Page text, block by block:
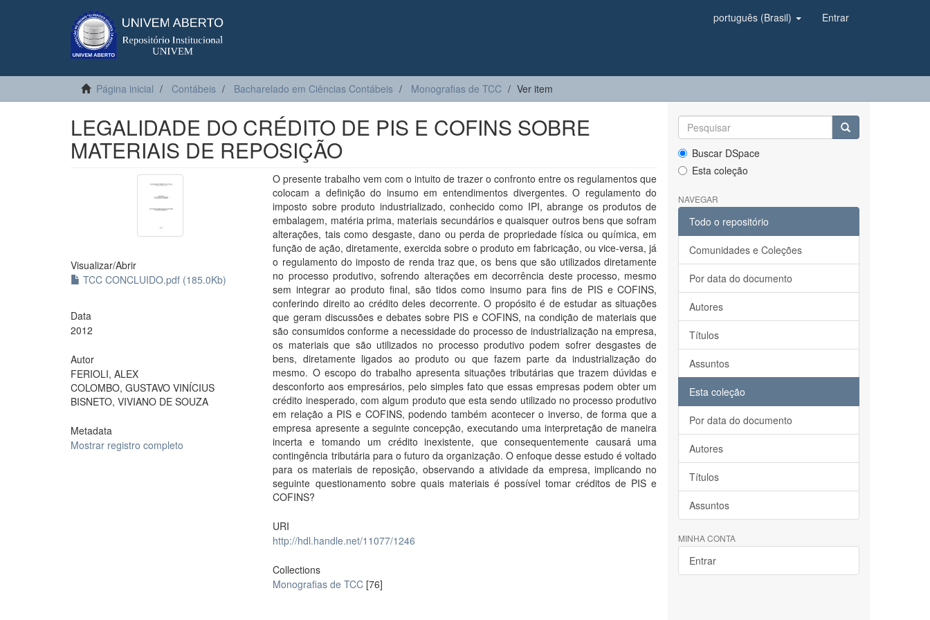
português (Brasil) Entrar
Página inicial Contábeis Bacharelado em Ciências Contábeis Monografias de TCC Ver item
LEGALIDADE DO CRÉDITO DE PIS E COFINS SOBRE
MATERIAIS DE REPOSIÇÃO
Visualizar/Abrir
TCC CONCLUIDO.pdf (185.0Kb)
Data
2012
Autor
FERIOLI, ALEX
COLOMBO, GUSTAVO VINÍCIUS
BISNETO, VIVIANO DE SOUZA
Metadata
Mostrar registro completo
O presente trabalho vem com o intuito de trazer o confronto entre os regulamentos que
colocam a definição do insumo em entendimentos divergentes. O regulamento do
imposto sobre produto industrializado, conhecido como IPI, abrange os produtos de
embalagem, matéria prima, materiais secundários e quaisquer outros bens que sofram
alterações, tais como desgaste, dano ou perda de propriedade física ou química, em
função de ação, diretamente, exercida sobre o produto em fabricação, ou vice-versa, já
o regulamento do imposto de renda traz que, os bens que são utilizados diretamente
no processo produtivo, sofrendo alterações em decorrência deste processo, mesmo
sem integrar ao produto final, são tidos como insumo para fins de PIS e COFINS,
conferindo direito ao crédito deles decorrente. O propósito é de estudar as situações
que geram discussões e debates sobre PIS e COFINS, na condição de materiais que
são consumidos conforme a necessidade do processo de industrialização na empresa,
os materiais que são utilizados no processo produtivo podem sofrer desgastes de
bens, diretamente ligados ao produto ou que fazem parte da industrialização do
mesmo. O escopo do trabalho apresenta situações tributárias que trazem dúvidas e
desconforto aos empresários, pelo simples fato que essas empresas podem obter um
crédito inesperado, com algum produto que esta sendo utilizado no processo produtivo
em relação a PIS e COFINS, podendo também acontecer o inverso, de forma que a
empresa apresente a seguinte concepção, executando uma interpretação de maneira
incerta e tomando um crédito inexistente, que consequentemente causará uma
contingência tributária para o futuro da organização. O enfoque desse estudo é voltado
para os materiais de reposição, observando a atividade da empresa, implicando no
seguinte questionamento sobre quais materiais é possível tomar créditos de PIS e
COFINS?
URI
http://hdl.handle.net/11077/1246
Collections
Monografias de TCC [76]
Buscar DSpace
Esta coleção
NAVEGAR
Todo o repositório
Comunidades e Coleções
Por data do documento
Autores
Títulos
Assuntos
Esta coleção
Por data do documento
Autores
Títulos
Assuntos
MINHA CONTA
Entrar